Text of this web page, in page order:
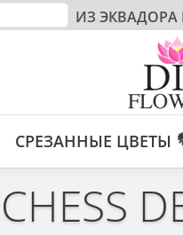
ИЗ
СРЕЗАННЫЕ ЦВЕТЫ